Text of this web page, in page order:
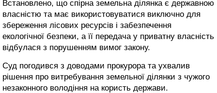
Встановлено, що спірна земельна ділянка є державною
власністю та має використовуватися виключно для
збереження лісових ресурсів і забезпечення
екологічної безпеки, а її передача у приватну власність
відбулася з порушенням вимог закону.
Суд погодився з доводами прокурора та ухвалив
рішення про витребування земельної ділянки з чужого
незаконного володіння на користь держави.